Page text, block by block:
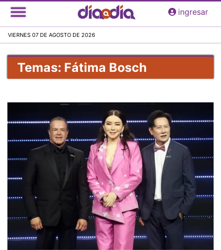
Pasar
al
principal
ingresar
VIERNES 07 DE AGOSTO DE 2026
Temas: Fátima Bosch